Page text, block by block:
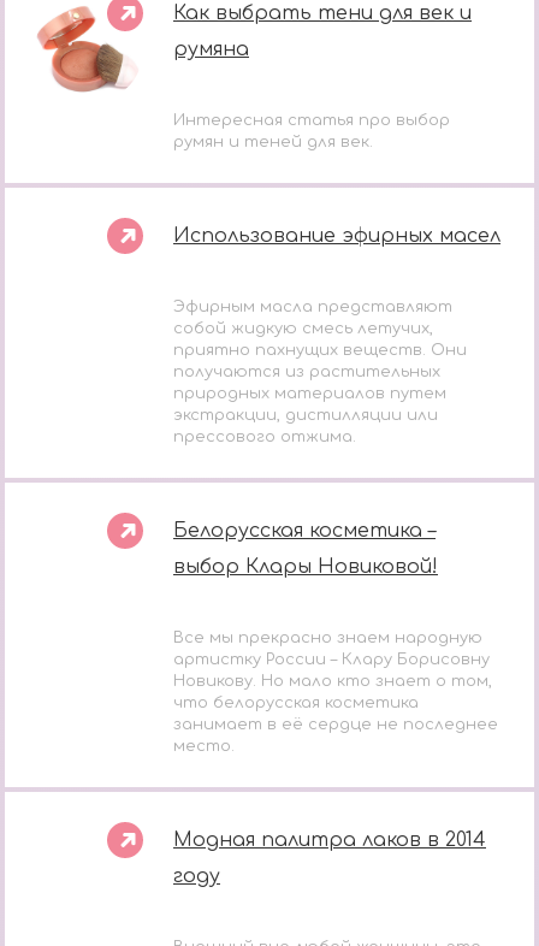
Как выбрать тени для век и
румяна
Интересная статья про выбор
румян и теней для век.
Использование эфирных масел
Эфирным масла представляют
собой жидкую смесь летучих,
приятно пахнущих веществ. Они
получаются из растительных
природных материалов путем
экстракции, дистилляции или
прессового отжима.
Белорусская косметика –
выбор Клары Новиковой!
Все мы прекрасно знаем народную
артистку России – Клару Борисовну
Новикову. Но мало кто знает о том,
что белорусская косметика
занимает в её сердце не последнее
место.
Модная палитра лаков в 2014
году